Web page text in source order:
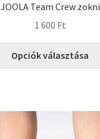
JOOLA Team Crew zokni
1 600 Ft
Opciók választása